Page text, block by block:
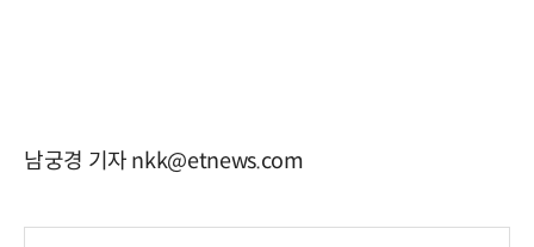
남궁경 기자 nkk@etnews.com